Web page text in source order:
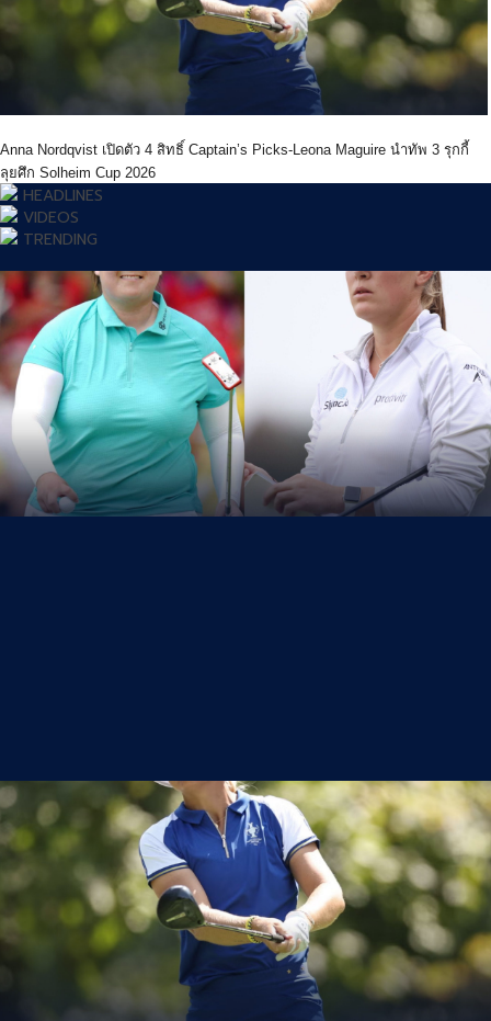
Anna Nordqvist เปิดตัว 4 สิทธิ์ Captain’s Picks-Leona Maguire นำทัพ 3 รุกกี้
ลุยศึก Solheim Cup 2026
HEADLINES
VIDEOS
TRENDING